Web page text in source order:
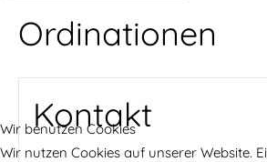
Ordinationen
Kontakt
Wir benutzen Cookies
Wir nutzen Cookies auf unserer Website.